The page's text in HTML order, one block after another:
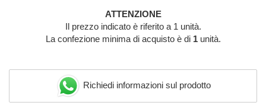
ATTENZIONE
Il prezzo indicato è riferito a 1 unità.
La confezione minima di acquisto è di 1unità.
Richiedi informazioni sul prodotto